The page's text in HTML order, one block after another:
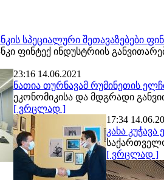
სპეციალური შეთავაზებები
ფინტექ ინდუსტრიის
23:16 14.06.2021
ნათია თურნავამ რუმინეთის
ეკონომიკისა და მდგრადი
[ ვრცლად ]
17:34
კახა
[ ვრცლად ]